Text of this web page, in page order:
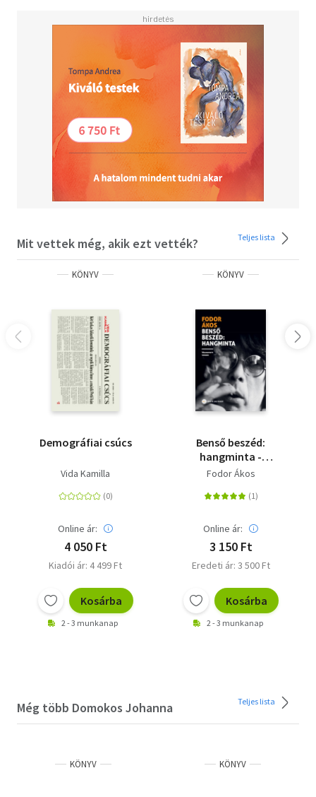
Mit vettek még, akik ezt vették? Teljes lista
KÖNYV
Demográfiai csúcs
Vida Kamilla
Online ár:
4 050 Ft
Kiadói ár: 4 499 Ft
Kosárba
2 - 3 munkanap
KÖNYV
Benső beszéd:
hangminta -
Válogatott versek
Fodor Ákos
Online ár:
3 150 Ft
Eredeti ár: 3 500 Ft
Kosárba
2 - 3 munkanap
Még több Domokos Johanna Teljes lista
KÖNYV KÖNYV